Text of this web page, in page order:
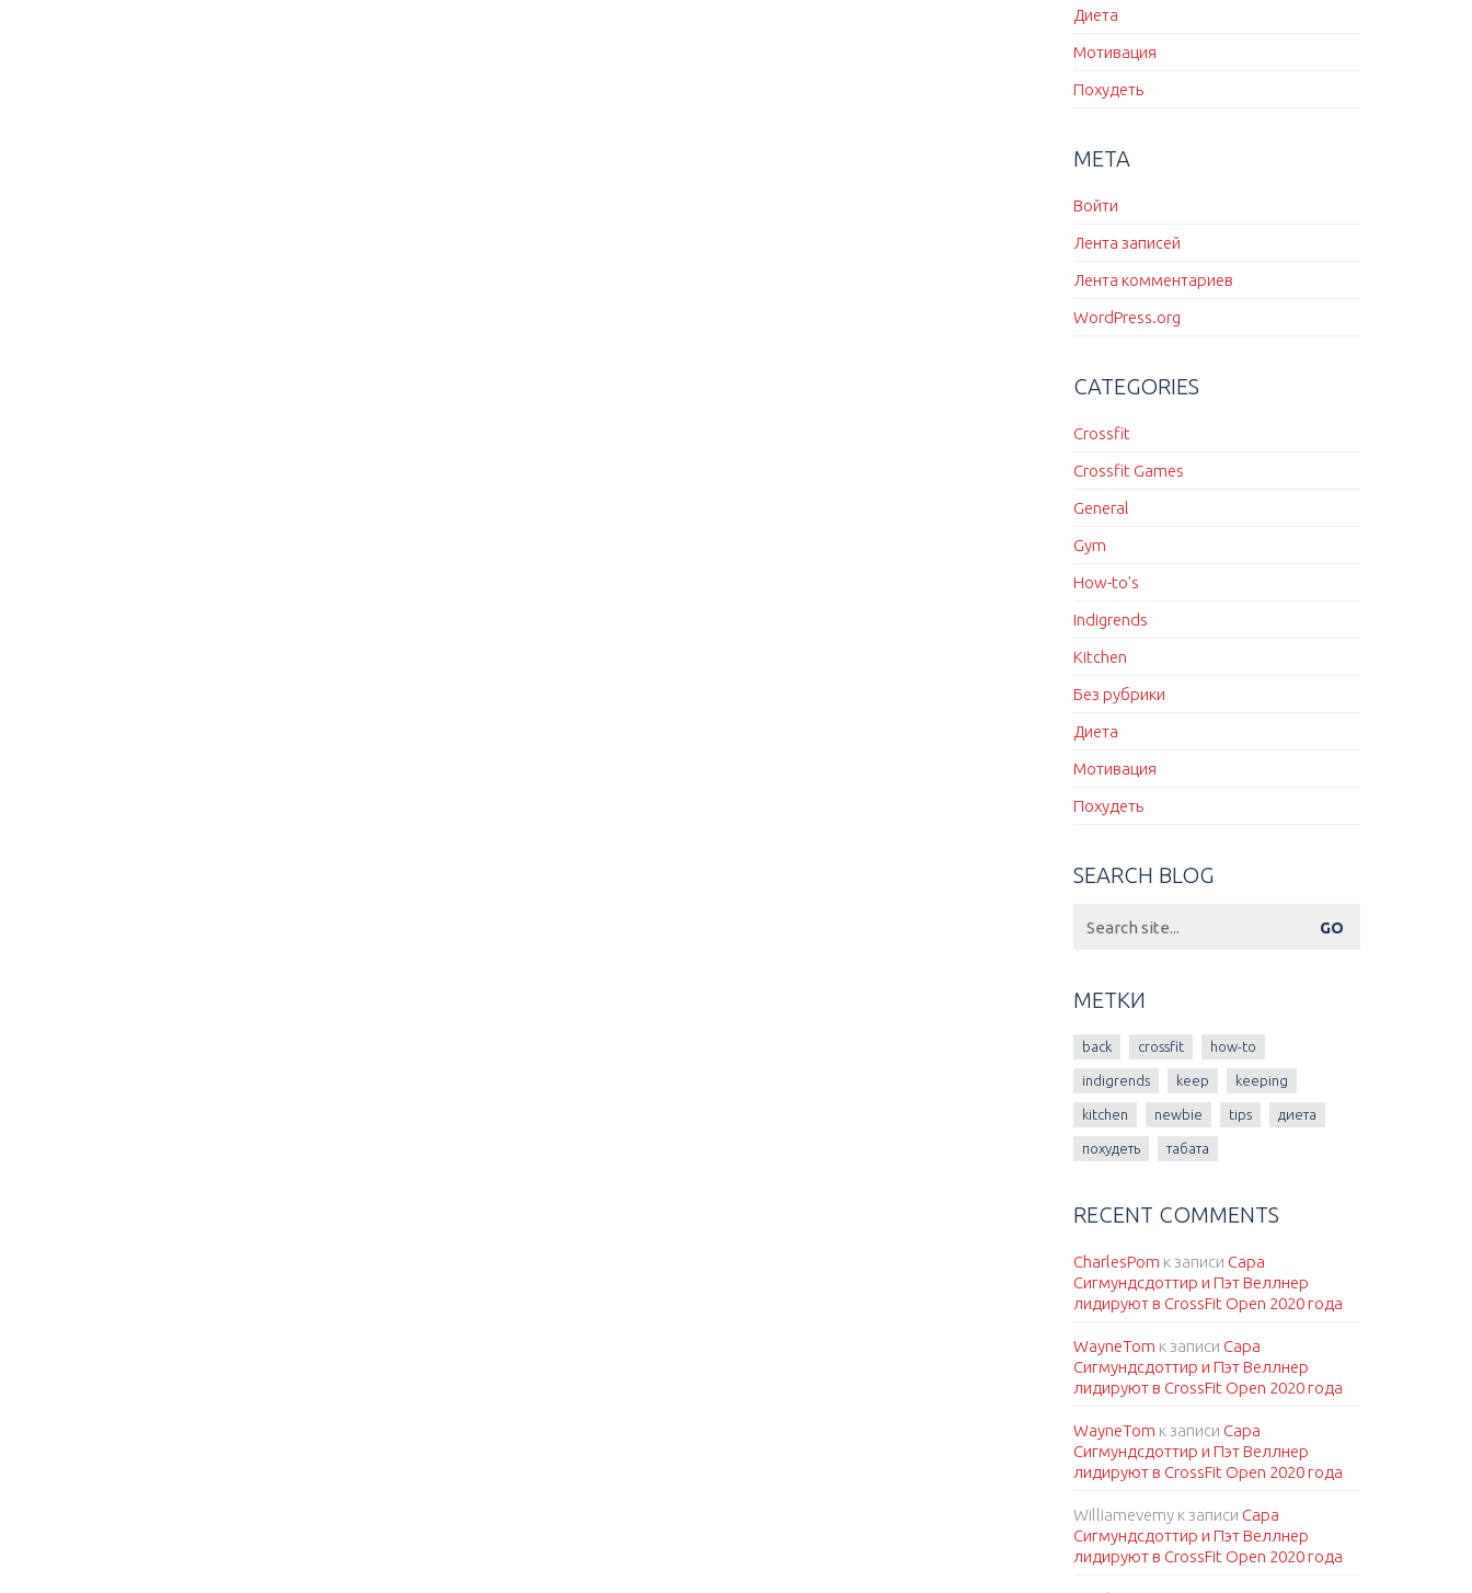
Диета
Мотивация
Похудеть
МЕТА
Войти
Лента записей
Лента комментариев
WordPress.org
CATEGORIES
Crossfit
Crossfit Games
General
Gym
How-to's
Indigrends
Kitchen
Без рубрики
Диета
Мотивация
Похудеть
SEARCH BLOG
for:
МЕТКИ
back crossfit how-to
indigrends keep keeping
kitchen newbie tips диета
похудеть табата
RECENT COMMENTS
CharlesPom к записи Сара
Сигмундсдоттир и Пэт Веллнер
лидируют в CrossFit Open 2020 года
WayneTom к записи Сара
Сигмундсдоттир и Пэт Веллнер
лидируют в CrossFit Open 2020 года
WayneTom к записи Сара
Сигмундсдоттир и Пэт Веллнер
лидируют в CrossFit Open 2020 года
Williamevemyк записи Сара
Сигмундсдоттир и Пэт Веллнер
лидируют в CrossFit Open 2020 года